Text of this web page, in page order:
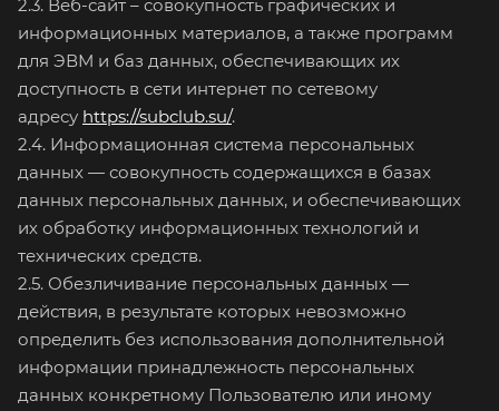
2.3. Веб-сайт – совокупность графических и
информационных материалов, а также программ
для ЭВМ и баз данных, обеспечивающих их
доступность в сети интернет по сетевому
адресу https://subclub.su/.
2.4. Информационная система персональных
данных — совокупность содержащихся в базах
данных персональных данных, и обеспечивающих
их обработку информационных технологий и
технических средств.
2.5. Обезличивание персональных данных —
действия, в результате которых невозможно
определить без использования дополнительной
информации принадлежность персональных
данных конкретному Пользователю или иному